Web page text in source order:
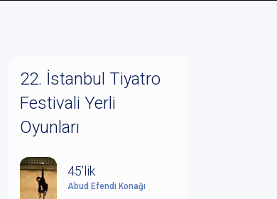
22. İstanbul Tiyatro
Festivali Yerli
Oyunları
45'lik
Abud Efendi Konağı